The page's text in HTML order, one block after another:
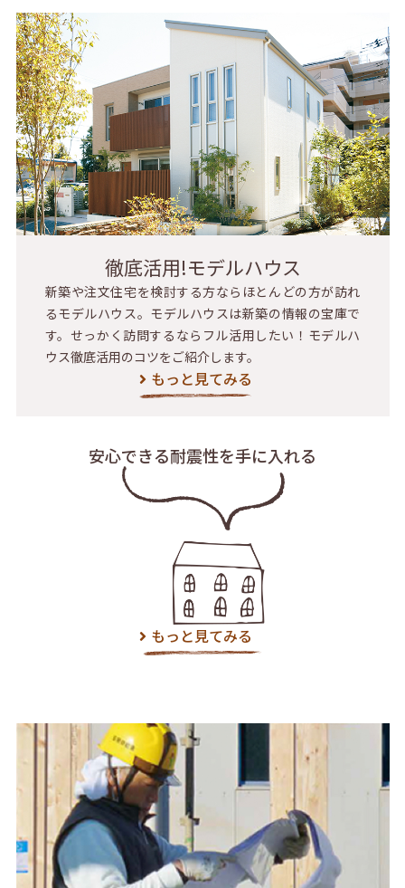
徹底活用!モデルハウス
新築や注文住宅を検討する方ならほとんどの方が訪れ
るモデルハウス。モデルハウスは新築の情報の宝庫で
す。せっかく訪問するならフル活用したい！モデルハ
ウス徹底活用のコツをご紹介します。
もっと見てみる
安心できる耐震性を手に入れる
もっと見てみる